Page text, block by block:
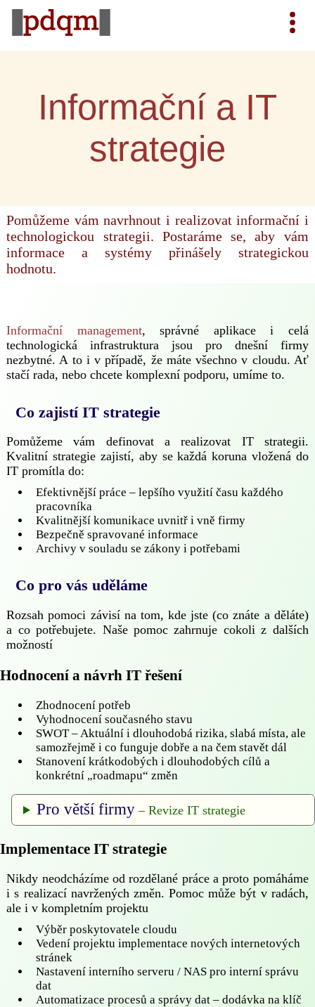
Informační a IT
strategie
Pomůžeme vám navrhnout i realizovat informační i
technologickou strategii. Postaráme se, aby vám
informace a systémy přinášely strategickou
hodnotu.
Informační management, správné aplikace i celá
technologická infrastruktura jsou pro dnešní firmy
nezbytné. A to i v případě, že máte všechno v cloudu. Ať
stačí rada, nebo chcete komplexní podporu, umíme to.
Co zajistí IT strategie
Pomůžeme vám definovat a realizovat IT strategii.
Kvalitní strategie zajistí, aby se každá koruna vložená do
IT promítla do:
Efektivnější práce – lepšího využití času každého
pracovníka
Kvalitnější komunikace uvnitř i vně firmy
Bezpečně spravované informace
Archivy v souladu se zákony i potřebami
Co pro vás uděláme
Rozsah pomoci závisí na tom, kde jste (co znáte a děláte)
a co potřebujete. Naše pomoc zahrnuje cokoli z dalších
možností
Hodnocení a návrh IT řešení
Zhodnocení potřeb
Vyhodnocení současného stavu
SWOT – Aktuální i dlouhodobá rizika, slabá místa, ale
samozřejmě i co funguje dobře a na čem stavět dál
Stanovení krátkodobých i dlouhodobých cílů a
konkrétní „roadmapu“ změn
Pro větší firmy– Revize IT strategie
Implementace IT strategie
Nikdy neodcházíme od rozdělané práce a proto pomáháme
i s realizací navržených změn. Pomoc může být v radách,
ale i v kompletním projektu
Výběr poskytovatele cloudu
Vedení projektu implementace nových internetových
stránek
Nastavení interního serveru / NAS pro interní správu
dat
Automatizace procesů a správy dat – dodávka na klíč